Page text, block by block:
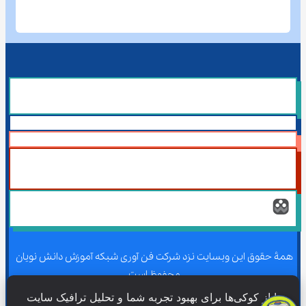
همۀ حقوق این وبسایت نزد شرکت فن آوری شبکه آموزش دانش نویان
محفوظ است.
ما از کوکی‌ها برای بهبود تجربه شما و تحلیل ترافیک سایت